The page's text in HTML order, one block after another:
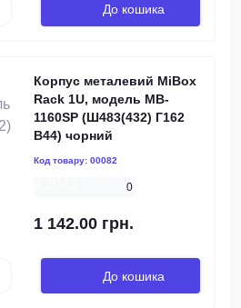
До кошика
Корпус металевий MiBox
Rack 1U, модель MB-
1160SP (Ш483(432) Г162
В44) чорний
Код товару: 00082
0
1 142.00 грн.
До кошика